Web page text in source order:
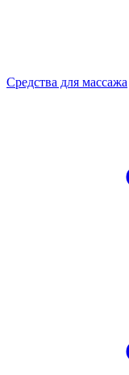
Средства для массажа